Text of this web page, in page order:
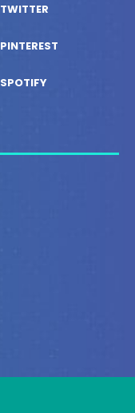
TWITTER
PINTEREST
SPOTIFY